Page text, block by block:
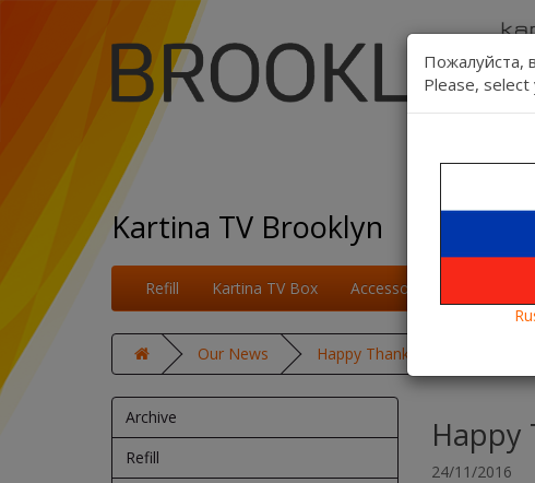
Kartina TV Brooklyn
Refill Kartina TV Box Accessories
Our News Happy Thanksgiving!
Archive
Refill
Happy
24/11/2016
Пожалуйста,
Please,